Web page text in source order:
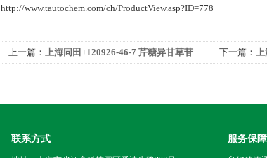
http://www.tautochem.com/ch/ProductView.asp?ID=778
上一篇： 上海同田+120926-46-7 芹糖异甘草苷 下一篇： 上
联系方式 服务保障